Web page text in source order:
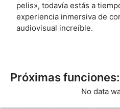
pelis», todavía estás a
experiencia inmersiva de
audiovisual increíble.
Próximas funciones:
No data